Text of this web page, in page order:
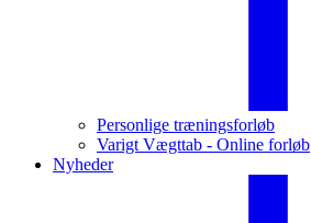
Personlige træningsforløb
Varigt Vægttab - Online forløb
Nyheder